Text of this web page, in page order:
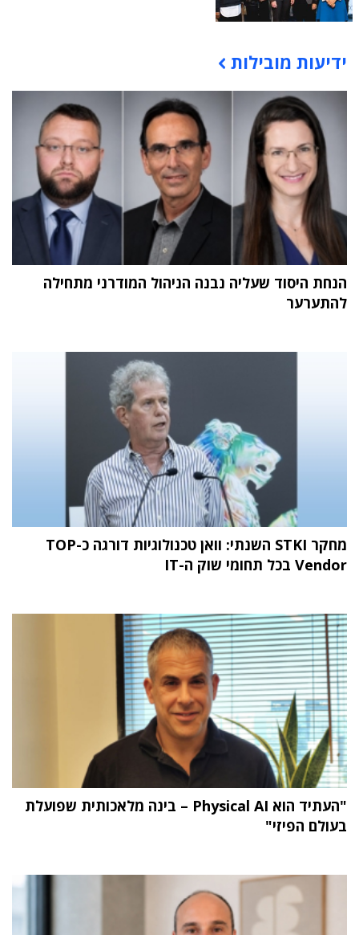
תוכן פרסומי
ידיעות מובילות
הנחת היסוד שעליה נבנה הניהול המודרני מתחילה
להתערער
מחקר STKI השנתי: וואן טכנולוגיות דורגה כ-TOP
Vendor בכל תחומי שוק ה-IT
"העתיד הוא Physical AI – בינה מלאכותית שפועלת
בעולם הפיזי"